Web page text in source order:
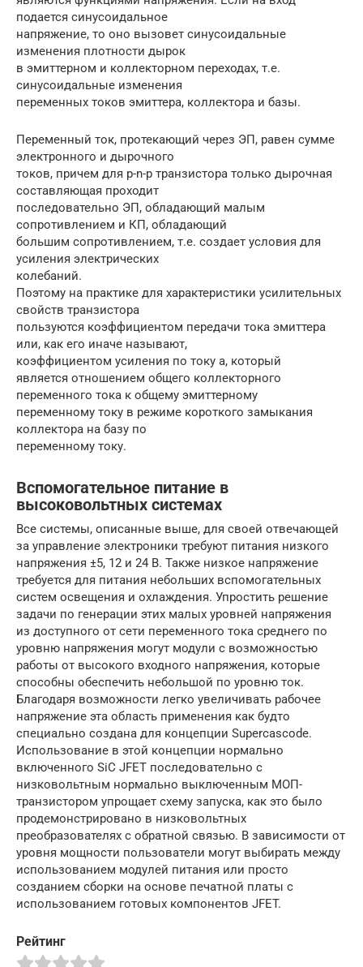
подается синусоидальное
напряжение, то оно вызовет синусоидальные
изменения плотности дырок
в эмиттерном и коллекторном переходах, т.е.
синусоидальные изменения
переменных токов эмиттера, коллектора и базы.
Переменный ток, протекающий через ЭП, равен сумме
электронного и дырочного
токов, причем для p-n-p транзистора только дырочная
составляющая проходит
последовательно ЭП, обладающий малым
сопротивлением и КП, обладающий
большим сопротивлением, т.е. создает условия для
усиления электрических
колебаний.
Поэтому на практике для характеристики усилительных
свойств транзистора
пользуются коэффициентом передачи тока эмиттера
или, как его иначе называют,
коэффициентом усиления по току a, который
является отношением общего коллекторного
переменного тока к общему эмиттерному
переменному току в режиме короткого замыкания
коллектора на базу по
переменному току.
Вспомогательное питание в
высоковольтных системах
Все системы, описанные выше, для своей отвечающей
за управление электроники требуют питания низкого
напряжения ±5, 12 и 24 В. Также низкое напряжение
требуется для питания небольших вспомогательных
систем освещения и охлаждения. Упростить решение
задачи по генерации этих малых уровней напряжения
из доступного от сети переменного тока среднего по
уровню напряжения могут модули с возможностью
работы от высокого входного напряжения, которые
способны обеспечить небольшой по уровню ток.
Благодаря возможности легко увеличивать рабочее
напряжение эта область применения как будто
специально создана для концепции Supercascode.
Использование в этой концепции нормально
включенного SiC JFET последовательно с
низковольтным нормально выключенным МОП-
транзистором упрощает схему запуска, как это было
продемонстрировано в низковольтных
преобразователях с обратной связью. В зависимости от
уровня мощности пользователи могут выбирать между
использованием модулей питания или просто
созданием сборки на основе печатной платы с
использованием готовых компонентов JFET.
Рейтинг